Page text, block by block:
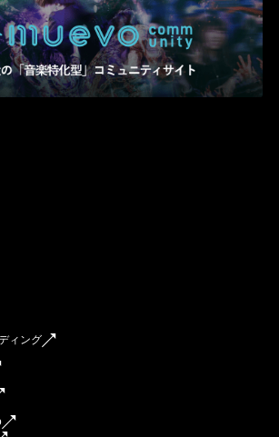
ィング